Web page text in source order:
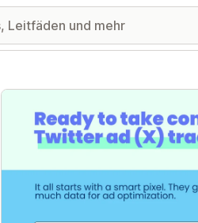
Vorgestellte Bildergalerie